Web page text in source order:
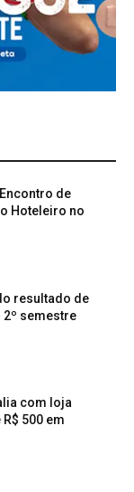
de
Hoteleiro no
resultado de
2º semestre
com loja
500 em